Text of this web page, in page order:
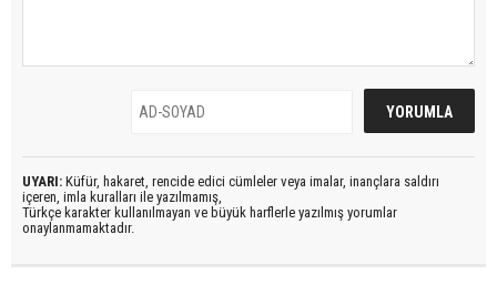
UYARI: Küfür, hakaret, rencide edici cümleler veya imalar, inançlara saldırı
içeren, imla kuralları ile yazılmamış,
Türkçe karakter kullanılmayan ve büyük harflerle yazılmış yorumlar
onaylanmamaktadır.